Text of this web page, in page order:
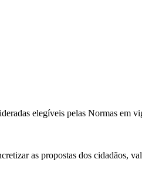
elegíveis pelas Normas em
as propostas dos cidadãos,